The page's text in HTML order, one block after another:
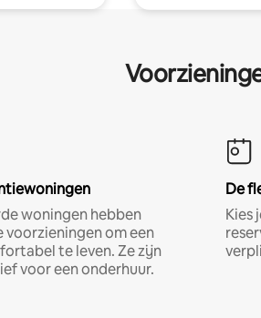
woningen hebben
voorzieningen om een
te leven. Ze zijn
voor een onderhuur.
De
Kies